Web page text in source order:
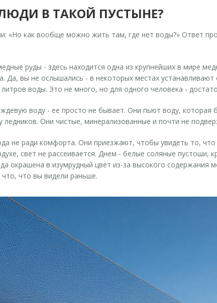
В ТАКОЙ ПУСТЫНЕ?
«Но как вообще можно жить там, где нет воды?» Ответ
руды - здесь находится одна из крупнейших в мире
Да, вы не ослышались - в некоторых местах
воды. Это не много, но для одного человека -
воду - ее просто не бывает. Они пьют воду,
ледников. Они чистые, минерализованные и почти не
не ради комфорта. Они приезжают, чтобы увидеть то,
свет не рассеивается. Днем - белые соляные
окрашена в изумрудный цвет из-за высокого
что вы видели раньше.